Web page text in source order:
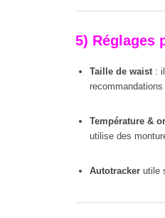
5) Réglages
Taille de waist :
recommandations
Température &
utilise des
Autotracker utile